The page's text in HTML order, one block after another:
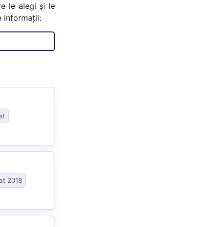
le alegi și le
informații:
2018